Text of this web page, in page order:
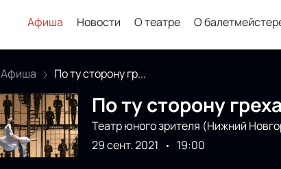
Афиша Новости О театре О
Афиша По ту сторону гр...
По ту сторону греха
Театр юного зрителя (Нижний
29 сент. 2021
19:00